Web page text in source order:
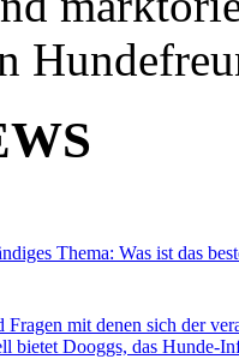
Thema: Was ist das
mit denen sich der
bietet Dooggs, das Hunde-